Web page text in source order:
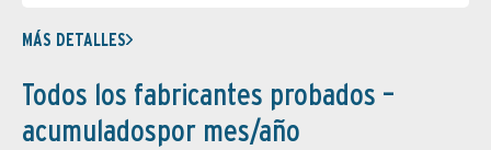
MÁS DETALLES
Todos los fabricantes probados –
acumuladospor mes/año